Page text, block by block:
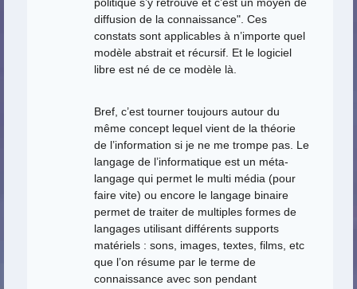
politique s’y retrouve et c’est un moyen de
diffusion de la connaissance". Ces
constats sont applicables à n’importe quel
modèle abstrait et récursif. Et le logiciel
libre est né de ce modèle là.
Bref, c’est tourner toujours autour du
même concept lequel vient de la théorie
de l’information si je ne me trompe pas. Le
langage de l’informatique est un méta-
langage qui permet le multi média (pour
faire vite) ou encore le langage binaire
permet de traiter de multiples formes de
langages utilisant différents supports
matériels : sons, images, textes, films, etc
que l’on résume par le terme de
connaissance avec son pendant